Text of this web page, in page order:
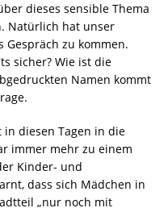
dieses sensible Thema
Natürlich hat unser
Gespräch zu kommen.
sicher? Wie ist die
Namen kommt
in diesen Tagen in die
immer mehr zu einem
Kinder- und
dass sich Mädchen in
„nur noch mit